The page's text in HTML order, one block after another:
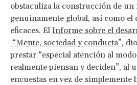
obstaculiza la construcción de
genuinamente global, así como el
eficaces. El Informe sobre el
“Mente, sociedad y conducta”,
prestar “especial atención al
realmente piensan y deciden”, al
encuestas en vez de simplemente